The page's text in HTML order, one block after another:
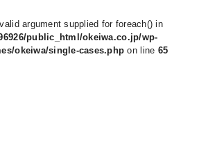
argument supplied for foreach() in
public_html/okeiwa.co.jp/wp-
okeiwa/single-cases.php on line 65